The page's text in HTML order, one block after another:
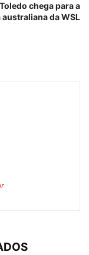
chega para a
australiana da WSL